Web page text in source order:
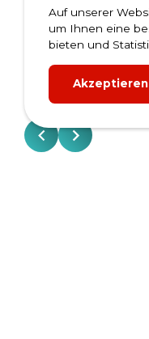
Auf unserer
um Ihnen eine
bieten und
Akzeptieren
MODULARE